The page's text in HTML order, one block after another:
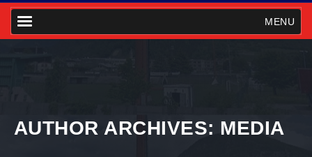
MENU
AUTHOR ARCHIVES: MEDIA